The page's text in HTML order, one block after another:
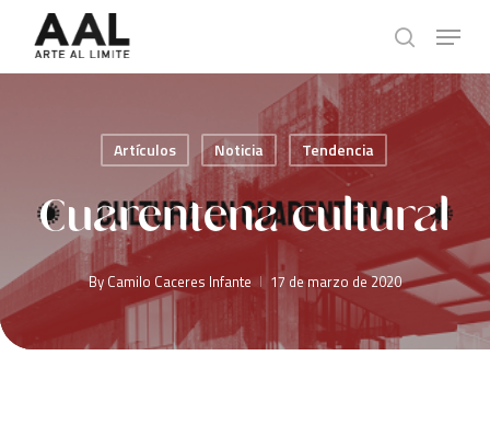
main
search
Menu
Artículos Noticia Tendencia
Cuarentena cultural
By Camilo Caceres Infante 17 de marzo de 2020